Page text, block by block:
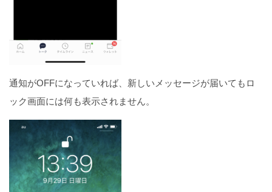
通知がOFFになっていれば、新しいメッセージが届いてもロ
ック画面には何も表示されません。